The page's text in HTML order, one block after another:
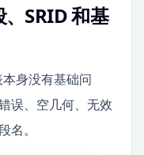
SRID 和基
身没有基础问
误、空几何、无效
名。